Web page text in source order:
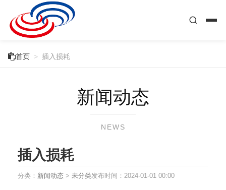
首页 > 插入损耗
新闻动态
NEWS
插入损耗
分类： 新闻动态 > 未分类发布时间： 2024-01-01 00:00